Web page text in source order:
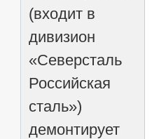
(входит в
дивизион
«Северсталь
Российская
сталь»)
демонтирует